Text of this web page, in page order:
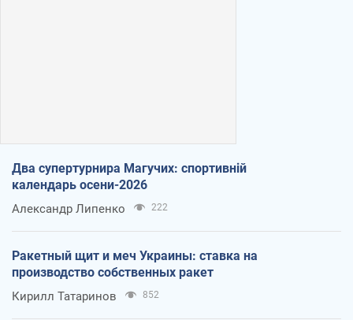
Два супертурнира Магучих: спортивній
календарь осени-2026
Александр Липенко 222
Ракетный щит и меч Украины: ставка на
производство собственных ракет
Кирилл Татаринов 852